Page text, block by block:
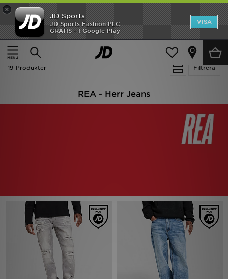
×
JD Sports
JD Sports Fashion PLC
GRATIS - I Google Play
VISA
Ny termin, ny stil Essentials för skolstarten
Hem
Herr Herrkläder Jeans
Filtrera
19 Produkter
REA - Herr Jeans
Hem
Rea
Sport
Fotboll
Ladda ner appen